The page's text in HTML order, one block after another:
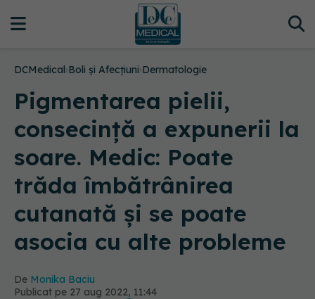
DCMedical›Boli și Afecțiuni›Dermatologie
Pigmentarea pielii,
consecință a expunerii la
soare. Medic: Poate
trăda îmbătrânirea
cutanată și se poate
asocia cu alte probleme
De Monika Baciu
Publicat pe 27 aug 2022, 11:44